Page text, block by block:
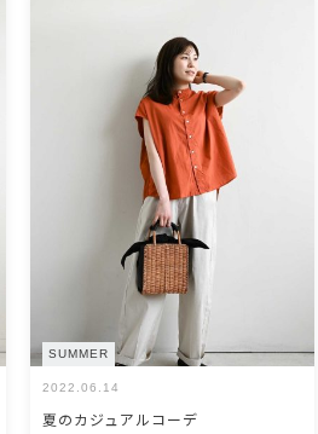
SUMMER
2022.06.14
夏のカジュアルコーデ